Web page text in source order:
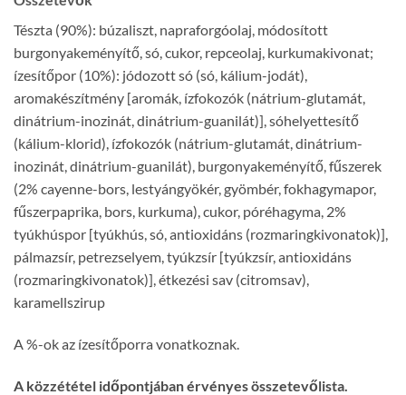
Tészta (90%): búzaliszt, napraforgóolaj, módosított
burgonyakeményítő, só, cukor, repceolaj, kurkumakivonat;
ízesítőpor (10%): jódozott só (só, kálium-jodát),
aromakészítmény [aromák, ízfokozók (nátrium-glutamát,
dinátrium-inozinát, dinátrium-guanilát)], sóhelyettesítő
(kálium-klorid), ízfokozók (nátrium-glutamát, dinátrium-
inozinát, dinátrium-guanilát), burgonyakeményítő, fűszerek
(2% cayenne-bors, lestyángyökér, gyömbér, fokhagymapor,
fűszerpaprika, bors, kurkuma), cukor, póréhagyma, 2%
tyúkhúspor [tyúkhús, só, antioxidáns (rozmaringkivonatok)],
pálmazsír, petrezselyem, tyúkzsír [tyúkzsír, antioxidáns
(rozmaringkivonatok)], étkezési sav (citromsav),
karamellszirup
A %-ok az ízesítőporra vonatkoznak.
A közzététel időpontjában érvényes összetevőlista.